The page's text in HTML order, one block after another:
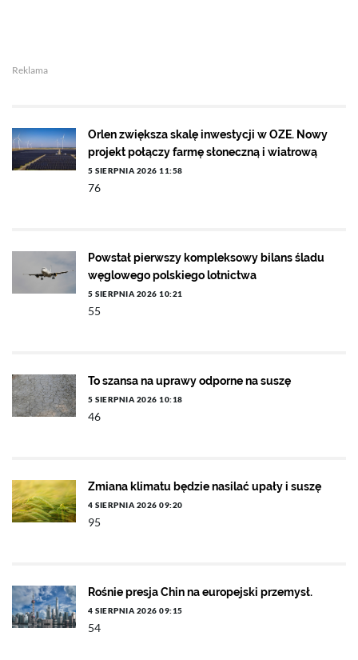
Reklama
Orlen zwiększa skalę inwestycji w OZE. Nowy
projekt połączy farmę słoneczną i wiatrową
5 SIERPNIA 2026 11:58
76
Powstał pierwszy kompleksowy bilans śladu
węglowego polskiego lotnictwa
5 SIERPNIA 2026 10:21
55
To szansa na uprawy odporne na suszę
5 SIERPNIA 2026 10:18
46
Zmiana klimatu będzie nasilać upały i suszę
4 SIERPNIA 2026 09:20
95
Rośnie presja Chin na europejski przemysł.
4 SIERPNIA 2026 09:15
54